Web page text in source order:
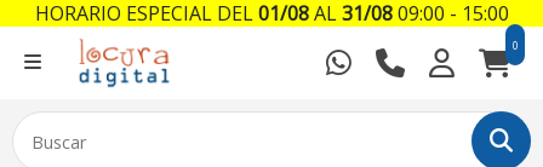
0
HORARIO ESPECIAL DEL01/08AL31/0809:00 - 15:00